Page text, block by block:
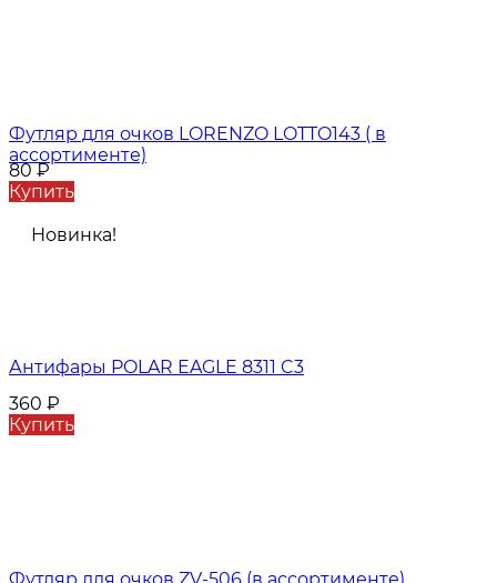
Футляр для очков LORENZO LOTTO143 ( в
ассортименте)
80₽
Купить
Новинка!
Антифары POLAR EAGLE 8311 C3
360 ₽
Купить